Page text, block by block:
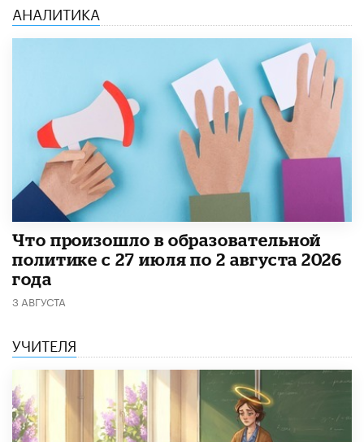
АНАЛИТИКА
​Что произошло в образовательной
политике с 27 июля по 2 августа 2026
года
3 АВГУСТА
УЧИТЕЛЯ